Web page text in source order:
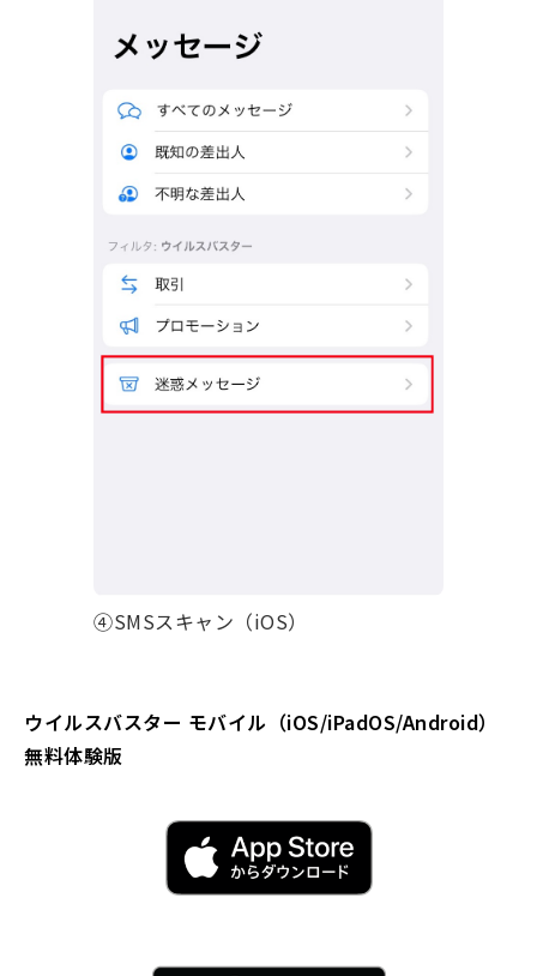
④SMSスキャン（iOS）
ウイルスバスター モバイル（iOS/iPadOS/Android）
無料体験版